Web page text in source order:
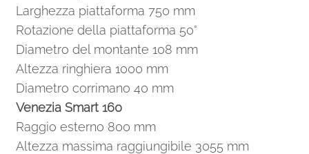
Larghezza piattaforma 750 mm
Rotazione della piattaforma 50°
Diametro del montante 108 mm
Altezza ringhiera 1000 mm
Diametro corrimano 40 mm
Venezia Smart 160
Raggio esterno 800 mm
Altezza massima raggiungibile 3055 mm